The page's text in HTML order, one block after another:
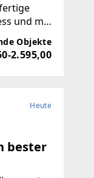
und mit
fürObjekte
2.595,00
Heute
bester